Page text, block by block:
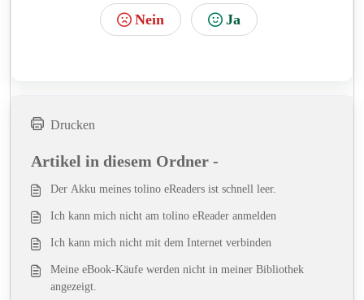
Nein Ja
Drucken
Artikel in diesem Ordner -
Der Akku meines tolino eReaders ist schnell leer.
Ich kann mich nicht am tolino eReader anmelden
Ich kann mich nicht mit dem Internet verbinden
Meine eBook-Käufe werden nicht in meiner Bibliothek
angezeigt.